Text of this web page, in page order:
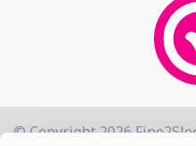
© Copyright 2026